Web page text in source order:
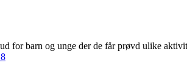
for barn og unge der de får prøvd ulike